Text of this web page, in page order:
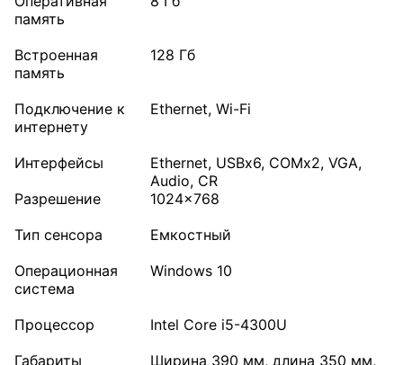
память
Встроенная
память
128 Гб
Подключение к
интернету
Ethernet, Wi-Fi
Интерфейсы
Ethernet, USBх6, COMх2, VGA,
Audio, CR
Разрешение
1024x768
Тип сенсора
Емкостный
Операционная
система
Windows 10
Процессор
Intel Core i5-4300U
Габариты
Ширина 390 мм, длина 350 мм,